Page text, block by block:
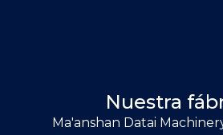
Nuestra
Ma'anshan Datai